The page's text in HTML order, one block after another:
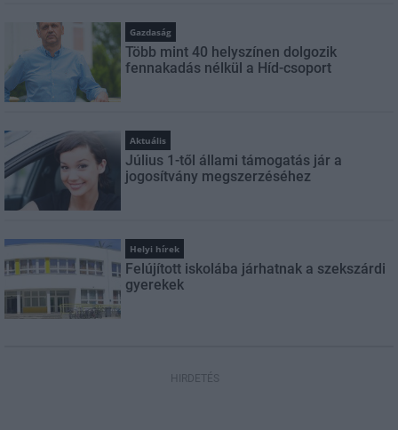
Gazdaság
Több mint 40 helyszínen dolgozik
fennakadás nélkül a Híd-csoport
Aktuális
Július 1-től állami támogatás jár a
jogosítvány megszerzéséhez
Helyi hírek
Felújított iskolába járhatnak a szekszárdi
gyerekek
HIRDETÉS